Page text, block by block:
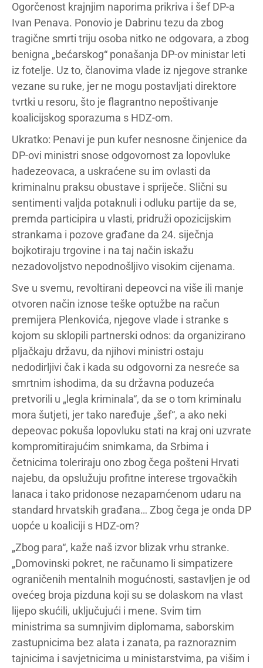
Ogorčenost krajnjim naporima prikriva i šef DP-a
Ivan Penava. Ponovio je Dabrinu tezu da zbog
tragične smrti triju osoba nitko ne odgovara, a zbog
benigna „bećarskog“ ponašanja DP-ov ministar leti
iz fotelje. Uz to, članovima vlade iz njegove stranke
vezane su ruke, jer ne mogu postavljati direktore
tvrtki u resoru, što je flagrantno nepoštivanje
koalicijskog sporazuma s HDZ-om.
Ukratko: Penavi je pun kufer nesnosne činjenice da
DP-ovi ministri snose odgovornost za lopovluke
hadezeovaca, a uskraćene su im ovlasti da
kriminalnu praksu obustave i spriječe. Slični su
sentimenti valjda potaknuli i odluku partije da se,
premda participira u vlasti, pridruži opozicijskim
strankama i pozove građane da 24. siječnja
bojkotiraju trgovine i na taj način iskažu
nezadovoljstvo nepodnošljivo visokim cijenama.
Sve u svemu, revoltirani depeovci na više ili manje
otvoren način iznose teške optužbe na račun
premijera Plenkovića, njegove vlade i stranke s
kojom su sklopili partnerski odnos: da organizirano
pljačkaju državu, da njihovi ministri ostaju
nedodirljivi čak i kada su odgovorni za nesreće sa
smrtnim ishodima, da su državna poduzeća
pretvorili u „legla kriminala“, da se o tom kriminalu
mora šutjeti, jer tako naređuje „šef“, a ako neki
depeovac pokuša lopovluku stati na kraj oni uzvrate
kompromitirajućim snimkama, da Srbima i
četnicima toleriraju ono zbog čega pošteni Hrvati
najebu, da opslužuju profitne interese trgovačkih
lanaca i tako pridonose nezapamćenom udaru na
standard hrvatskih građana… Zbog čega je onda DP
uopće u koaliciji s HDZ-om?
„Zbog para“, kaže naš izvor blizak vrhu stranke.
„Domovinski pokret, ne računamo li simpatizere
ograničenih mentalnih mogućnosti, sastavljen je od
ovećeg broja pizduna koji su se dolaskom na vlast
lijepo skućili, uključujući i mene. Svim tim
ministrima sa sumnjivim diplomama, saborskim
zastupnicima bez alata i zanata, pa raznoraznim
tajnicima i savjetnicima u ministarstvima, pa višim i